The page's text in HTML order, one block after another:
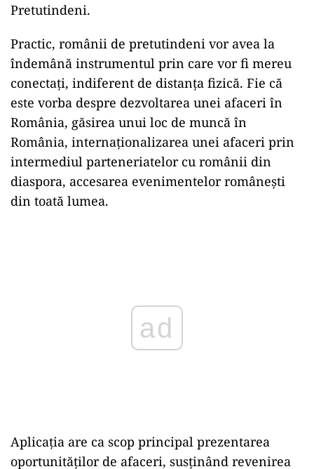
Pretutindeni.
Practic, românii de pretutindeni vor avea la
îndemână instrumentul prin care vor fi mereu
conectați, indiferent de distanța fizică. Fie că
este vorba despre dezvoltarea unei afaceri în
România, găsirea unui loc de muncă în
România, internaționalizarea unei afaceri prin
intermediul parteneriatelor cu românii din
diaspora, accesarea evenimentelor românești
din toată lumea.
Aplicația are ca scop principal prezentarea
oportunităților de afaceri, susținând revenirea